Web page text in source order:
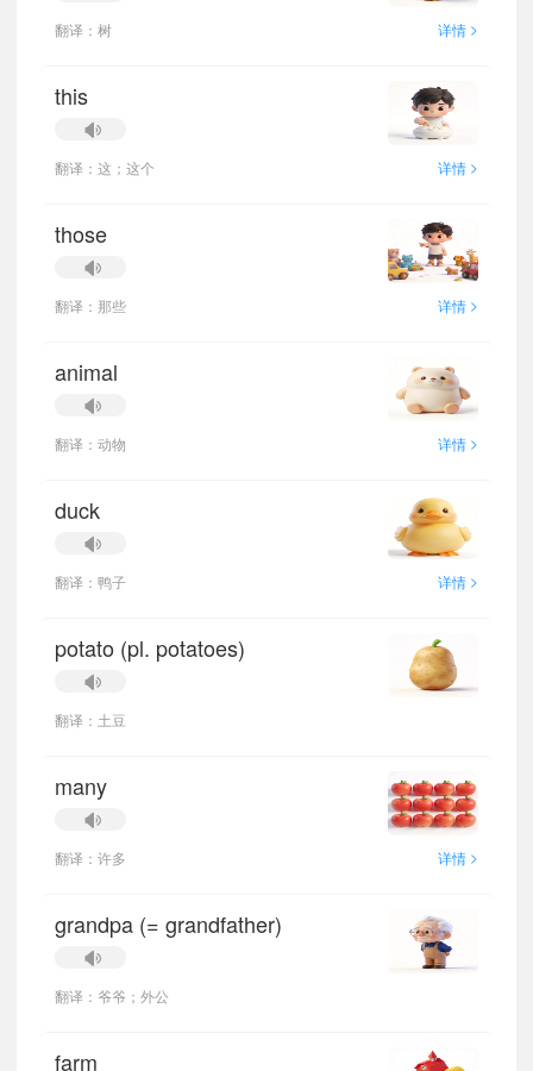
翻译：树 详情 >
this
翻译：这；这个 详情 >
those
翻译：那些 详情 >
animal
翻译：动物 详情 >
duck
翻译：鸭子 详情 >
potato (pl. potatoes)
翻译：土豆
many
翻译：许多 详情 >
grandpa (= grandfather)
翻译：爷爷；外公
farm